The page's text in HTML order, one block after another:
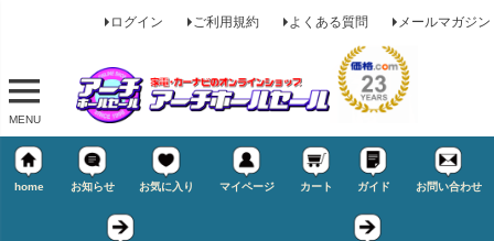
ログイン ご利用規約 よくある質問 メールマガジン
MENU
home お知らせ お気に入り マイページ カート ガイド お問い合わせ